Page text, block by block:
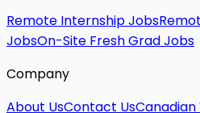
Remote Internship Jobs
JobsOn-Site Fresh Grad Jobs
Company
About UsContact UsCanadian